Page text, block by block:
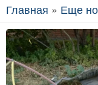
Главная » Еще